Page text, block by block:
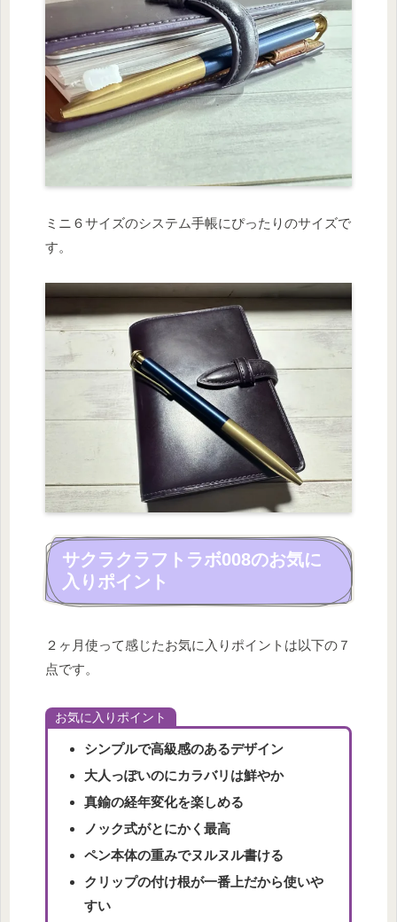
ミニ６サイズのシステム手帳にぴったりのサイズで
す。
サクラクラフトラボ008のお気に
入りポイント
２ヶ月使って感じたお気に入りポイントは以下の７
点です。
お気に入りポイント
シンプルで高級感のあるデザイン
大人っぽいのにカラバリは鮮やか
真鍮の経年変化を楽しめる
ノック式がとにかく最高
ペン本体の重みでヌルヌル書ける
クリップの付け根が一番上だから使いや
すい